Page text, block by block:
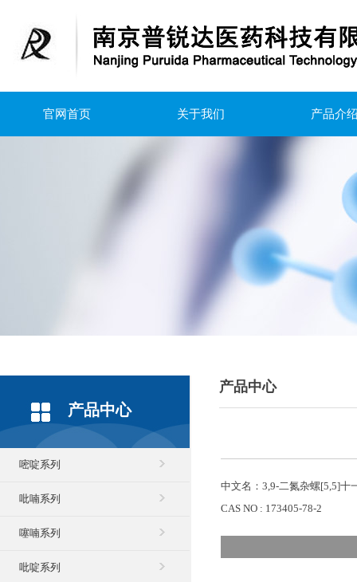
官网首页 关于我们 产品介
产品中心
嘧啶系列
吡喃系列
噻喃系列
吡啶系列
产品中心
中文名：3,9-二氮杂螺[5,5]十
CAS NO : 173405-78-2